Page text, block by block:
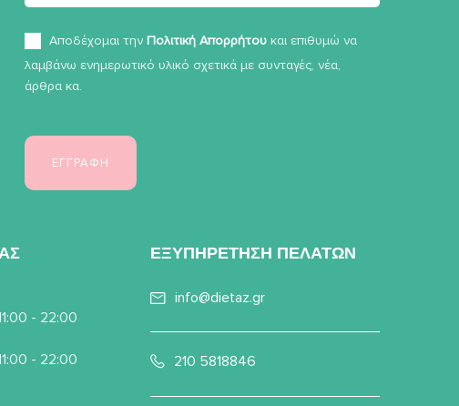
Αποδέχομαι την Πολιτική Απορρήτου και επιθυμώ να
λαμβάνω ενημερωτικό υλικό σχετικά με συνταγές, νέα,
άρθρα κα.
- 22:00
- 22:00
ΕΞΥΠΗΡΕΤΗΣΗ ΠΕΛΑΤΩΝ
info@dietaz.gr
210 5818846